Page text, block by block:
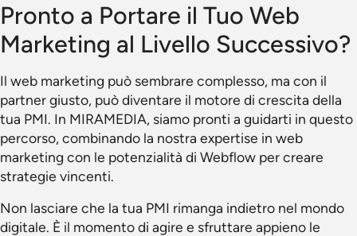
Pronto a Portare il Tuo Web
Marketing al Livello Successivo?
Il web marketing può sembrare complesso, ma con il
partner giusto, può diventare il motore di crescita della
tua PMI. In MIRAMEDIA, siamo pronti a guidarti in questo
percorso, combinando la nostra expertise in web
marketing con le potenzialità di Webflow per creare
strategie vincenti.
Non lasciare che la tua PMI rimanga indietro nel mondo
digitale. È il momento di agire e sfruttare appieno le